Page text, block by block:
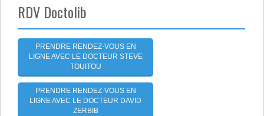
l
'
r
RDV Doctolib
PRENDRE RENDEZ-VOUS EN
LIGNE AVEC LE DOCTEUR STEVE
TOUITOU
PRENDRE RENDEZ-VOUS EN
LIGNE AVEC LE DOCTEUR DAVID
ZERBIB